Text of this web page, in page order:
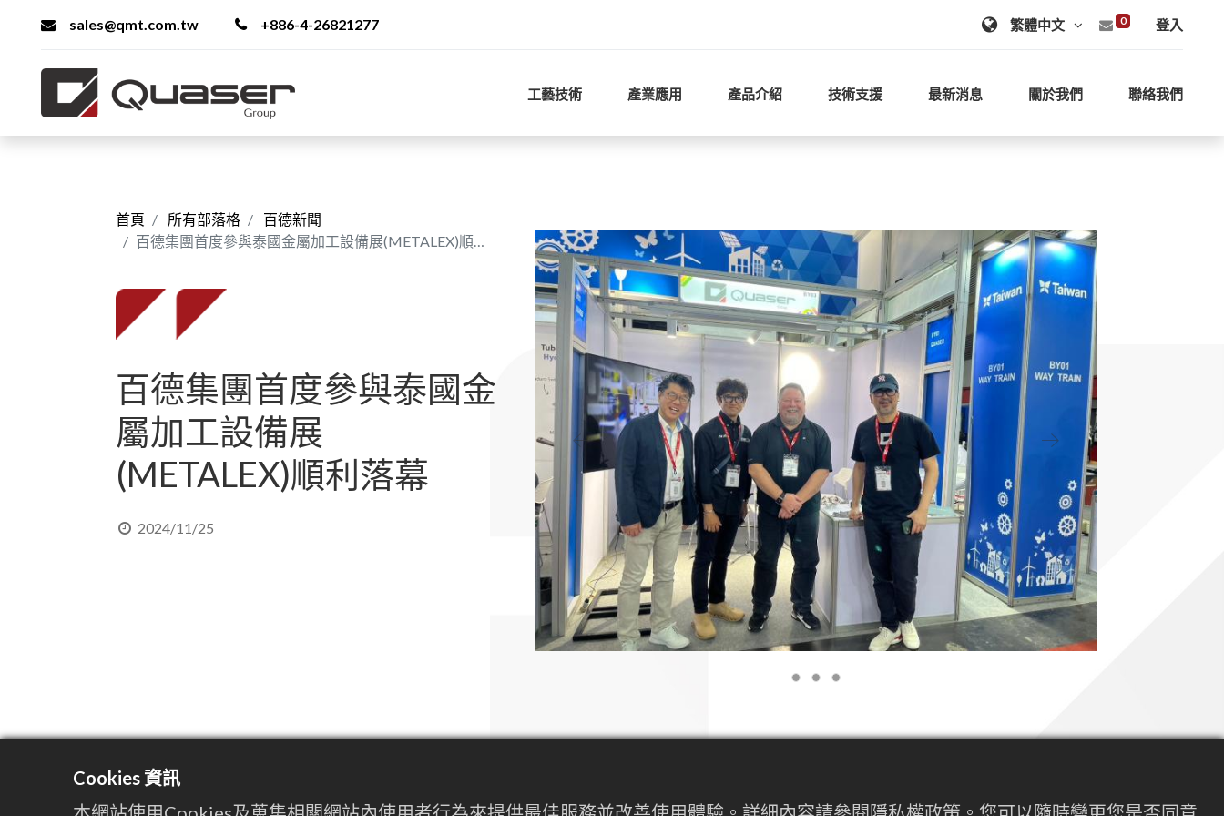
sales@qmt.com.tw +886-4-26821277 0 登入
工藝技術 產業應用 產品介紹 技術支援 最新消息 關於我們 聯絡我們
首頁 所有部落格
百德新聞
百德集團首度參與泰國金屬加工設備展(METALEX)順利落幕
百德集團首度參與泰國金
屬加工設備展
(METALEX)順利落幕
2024/11/25
Previous Next
天昕與副總裁兼銷售長Andy Lawson皆到場加持，預告Quase與Winbro攜手
Cookies 資訊